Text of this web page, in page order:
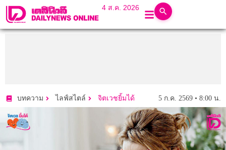
4 ส.ค. 2026
บทความ ไลฟ์สไตล์ จิตเวชยิ้มได้ 5 ก.ค. 2569 • 8:00 น.